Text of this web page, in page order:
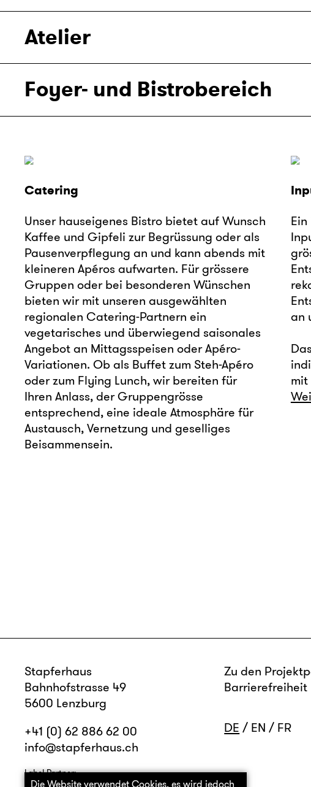
Atelier
Foyer- und Bistrobereich
Catering
Unser hauseigenes Bistro bietet auf Wunsch
Kaffee und Gipfeli zur Begrüssung oder als
Pausenverpflegung an und kann abends mit
kleineren Apéros aufwarten. Für grössere
Gruppen oder bei besonderen Wünschen
bieten wir mit unseren ausgewählten
regionalen Catering-Partnern ein
vegetarisches und überwiegend saisonales
Angebot an Mittagsspeisen oder Apéro-
Variationen. Ob als Buffet zum Steh-Apéro
oder zum Flying Lunch, wir bereiten für
Ihren Anlass, der Gruppengrösse
entsprechend, eine ideale Atmosphäre für
Austausch, Vernetzung und geselliges
Beisammensein.
an
mit
Stapferhaus
Bahnhofstrasse 49
5600 Lenzburg
+41 (0) 62 886 62 00
info@stapferhaus.ch
Label Partner:
Zu den
Barrierefreiheit
DE EN FR